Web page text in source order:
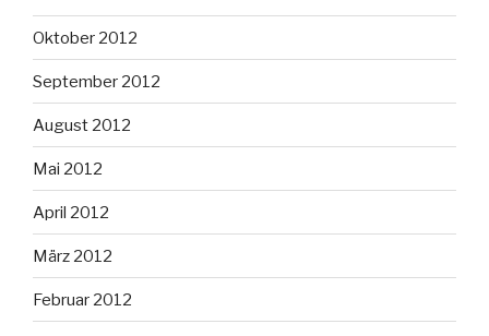
Oktober 2012
September 2012
August 2012
Mai 2012
April 2012
März 2012
Februar 2012